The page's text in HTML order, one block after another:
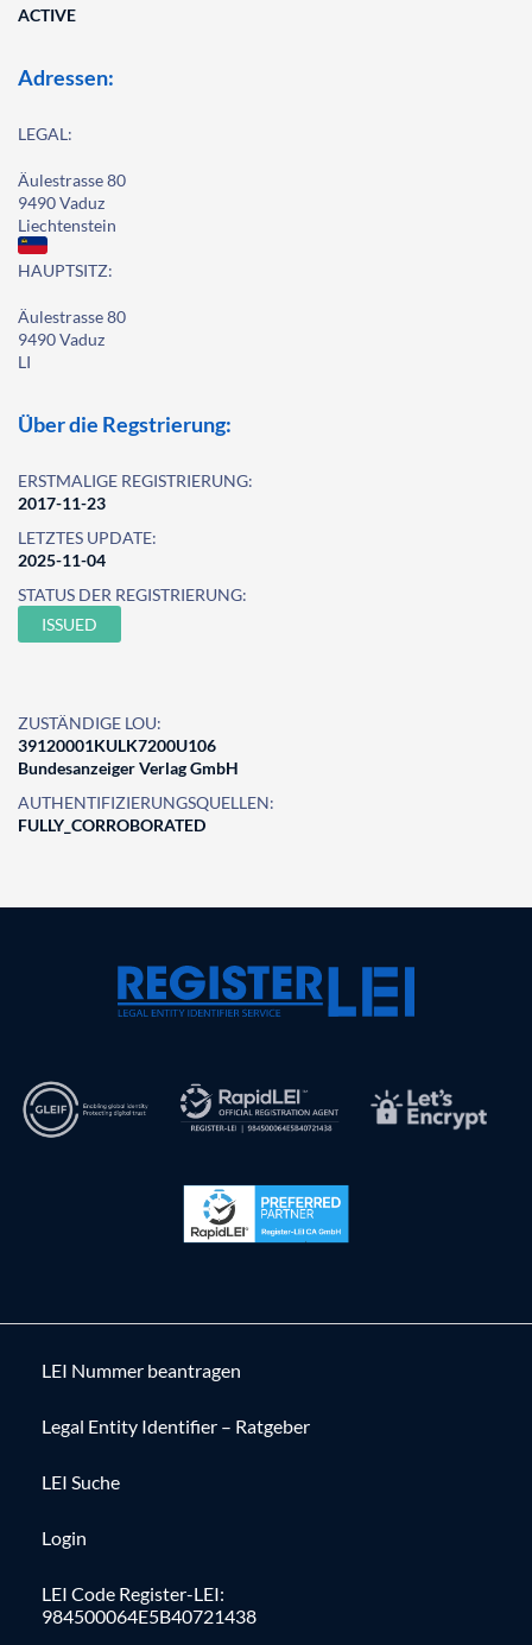
ACTIVE
Adressen:
LEGAL:
Äulestrasse 80
9490 Vaduz
Liechtenstein
HAUPTSITZ:
Äulestrasse 80
9490 Vaduz
LI
Über die Regstrierung:
ERSTMALIGE REGISTRIERUNG:
2017-11-23
LETZTES UPDATE:
2025-11-04
STATUS DER REGISTRIERUNG:
ISSUED
ZUSTÄNDIGE LOU:
39120001KULK7200U106
Bundesanzeiger Verlag GmbH
AUTHENTIFIZIERUNGSQUELLEN:
FULLY_CORROBORATED
LEI Nummer beantragen
Legal Entity Identifier – Ratgeber
LEI Suche
Login
LEI Code Register-LEI:
984500064E5B40721438